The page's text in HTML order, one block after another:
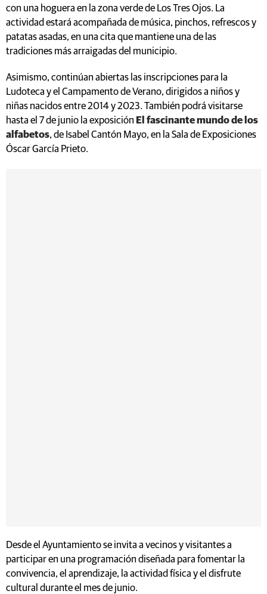
con una hoguera en la zona verde de Los Tres Ojos. La
actividad estará acompañada de música, pinchos, refrescos y
patatas asadas, en una cita que mantiene una de las
tradiciones más arraigadas del municipio.
Asimismo, continúan abiertas las inscripciones para la
Ludoteca y el Campamento de Verano, dirigidos a niños y
niñas nacidos entre 2014 y 2023. También podrá visitarse
hasta el 7 de junio la exposición El fascinante mundo de los
alfabetos, de Isabel Cantón Mayo, en la Sala de Exposiciones
Óscar García Prieto.
Desde el Ayuntamiento se invita a vecinos y visitantes a
participar en una programación diseñada para fomentar la
convivencia, el aprendizaje, la actividad física y el disfrute
cultural durante el mes de junio.